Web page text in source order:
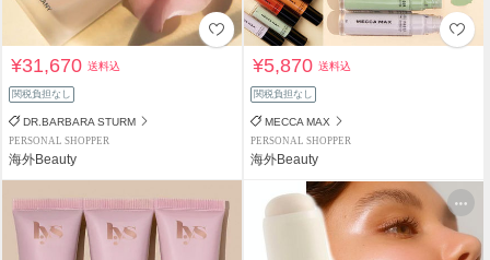
¥31,670送料込
関税負担なし
DR.BARBARA STURM
PERSONAL SHOPPER
海外Beauty
¥5,870送料込
関税負担なし
MECCA MAX
PERSONAL SHOPPER
海外Beauty